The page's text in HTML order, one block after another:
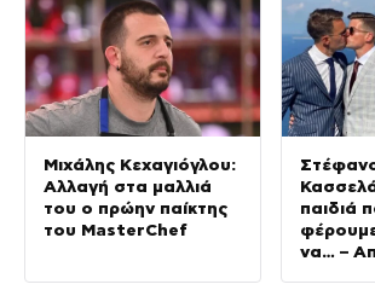
Μιχάλης Κεχαγιόγλου:
Αλλαγή στα μαλλιά
του ο πρώην παίκτης
του MasterChef
παιδιά
να… –